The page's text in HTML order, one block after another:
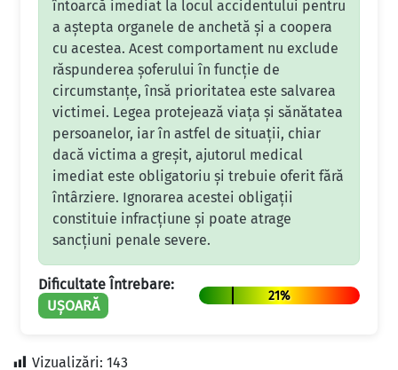
întoarcă imediat la locul accidentului pentru
a aștepta organele de anchetă și a coopera
cu acestea. Acest comportament nu exclude
răspunderea șoferului în funcție de
circumstanțe, însă prioritatea este salvarea
victimei. Legea protejează viața și sănătatea
persoanelor, iar în astfel de situații, chiar
dacă victima a greșit, ajutorul medical
imediat este obligatoriu și trebuie oferit fără
întârziere. Ignorarea acestei obligații
constituie infracțiune și poate atrage
sancțiuni penale severe.
Dificultate Întrebare:
UȘOARĂ
21%
Vizualizări: 143